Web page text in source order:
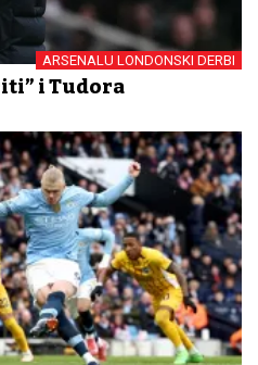
ARSENALU LONDONSKI DERBI
i Tudora